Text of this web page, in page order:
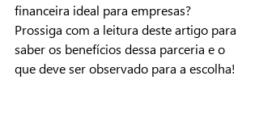
financeira ideal para empresas?
Prossiga com a leitura deste artigo para
saber os benefícios dessa parceria e o
que deve ser observado para a escolha!